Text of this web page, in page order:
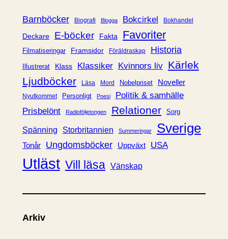
r
i
Barnböcker Biografi Blogga Bokcirkel Bokhandel
Deckare E-böcker Fakta Favoriter
Filmatiseringar Framsidor Föräldraskap Historia
Illustrerat Klass Klassiker Kvinnors liv Kärlek
Ljudböcker
Läsa Mord Nobelpriset Noveller
Nyutkommet Personligt Poesi
Politik & samhälle
Prisbelönt
Radioföljetongen Relationer Sorg
Spänning Storbritannien Summeringar Sverige
Tonår Ungdomsböcker Uppväxt USA
Utläst Vill läsa Vänskap
Arkiv